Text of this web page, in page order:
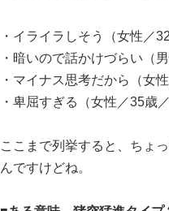
・イライラしそう（女性／
・暗いので話かけづらい（
・マイナス思考だから（女
・卑屈すぎる（女性／35歳
ここまで列挙すると、ちょ
んですけどね。